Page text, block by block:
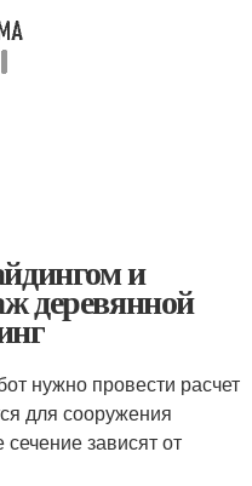
и
деревянной
нужно провести расчет
для сооружения
зависят от